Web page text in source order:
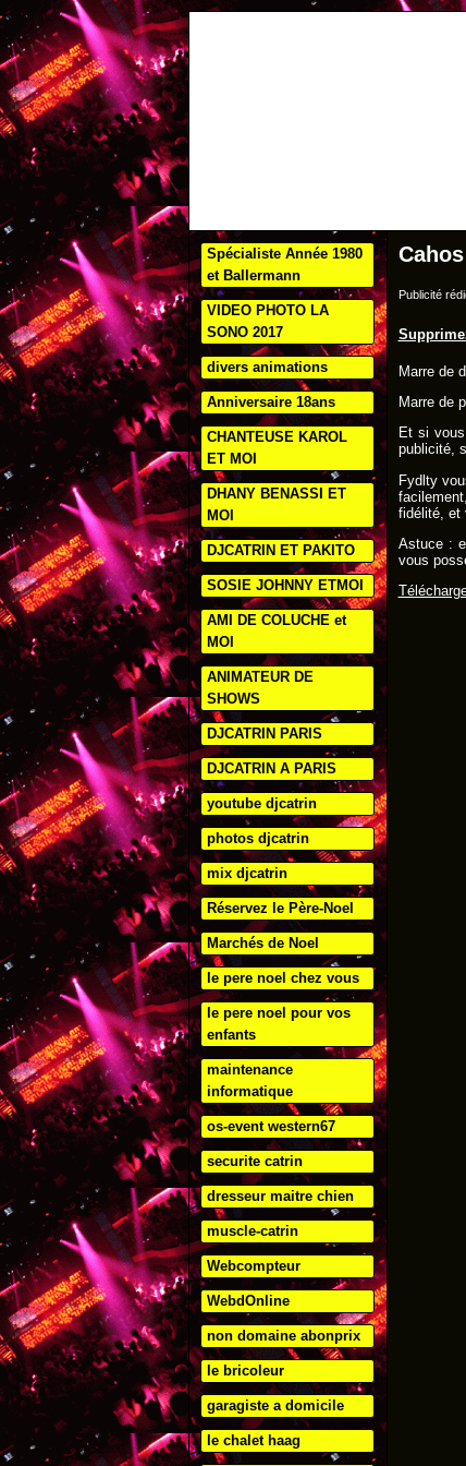
Spécialiste Année 1980
et Ballermann
VIDEO PHOTO LA
SONO 2017
divers animations
Anniversaire 18ans
CHANTEUSE KAROL
ET MOI
DHANY BENASSI ET
MOI
DJCATRIN ET PAKITO
SOSIE JOHNNY ETMOI
AMI DE COLUCHE et
MOI
ANIMATEUR DE
SHOWS
DJCATRIN PARIS
DJCATRIN A PARIS
youtube djcatrin
photos djcatrin
mix djcatrin
Réservez le Père-Noel
Marchés de Noel
le pere noel chez vous
le pere noel pour vos
enfants
maintenance
informatique
os-event western67
securite catrin
dresseur maitre chien
muscle-catrin
Webcompteur
WebdOnline
non domaine abonprix
le bricoleur
garagiste a domicile
le chalet haag
Publicité
Marre de
Marre de
Et si
publicité,
Fydlty
fidélité, et
Astuce :
vous